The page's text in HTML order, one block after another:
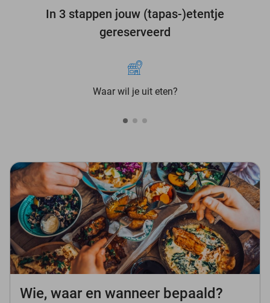
In 3 stappen jouw (tapas-)etentje
gereserveerd
Waar wil je uit eten?
Wie, waar en wanneer bepaald?